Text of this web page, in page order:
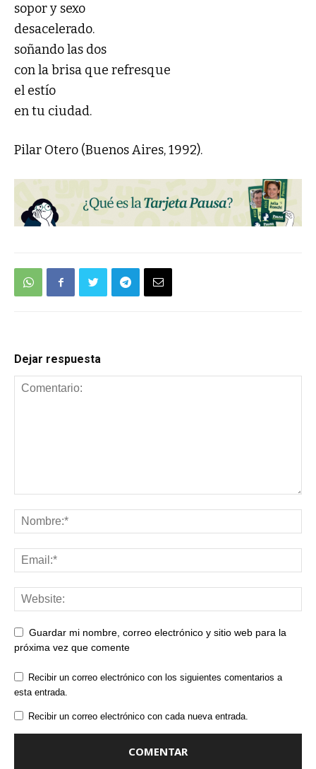
sopor y sexo
desacelerado.
soñando las dos
con la brisa que refresque
el estío
en tu ciudad.
Pilar Otero (Buenos Aires, 1992).
Dejar respuesta
Guardar mi nombre, correo electrónico y sitio web para la
próxima vez que comente
Recibir un correo electrónico con los siguientes comentarios a
esta entrada.
Recibir un correo electrónico con cada nueva entrada.